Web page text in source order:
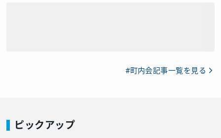
#町内会記事一覧を見る
ピックアップ